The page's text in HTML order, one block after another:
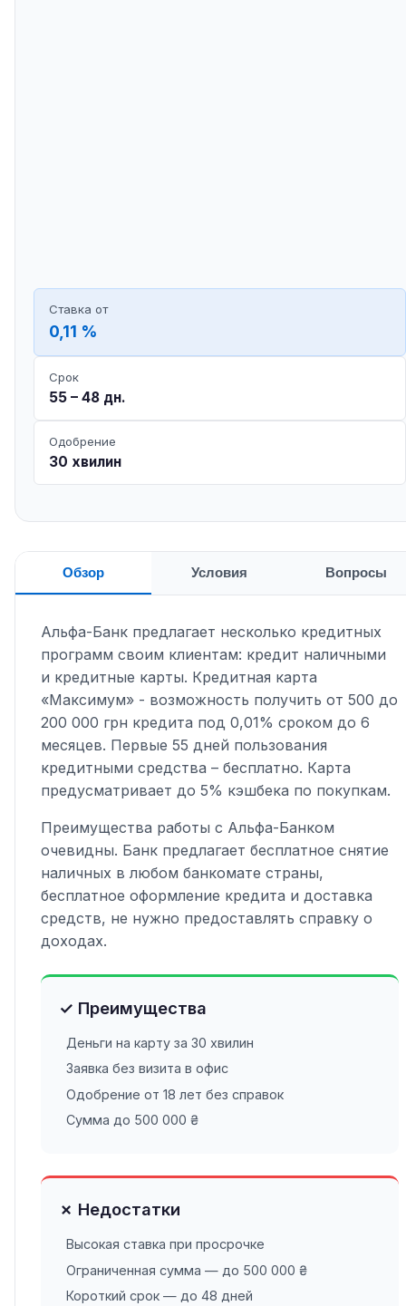
Ставка от
0,11 %
Срок
55 – 48 дн.
Одобрение
30 хвилин
Обзор Условия Вопросы
Альфа-Банк предлагает несколько кредитных
программ своим клиентам: кредит наличными
и кредитные карты. Кредитная карта
«Максимум» - возможность получить от 500 до
200 000 грн кредита под 0,01% сроком до 6
месяцев. Первые 55 дней пользования
кредитными средства – бесплатно. Карта
предусматривает до 5% кэшбека по покупкам.
Преимущества работы с Альфа-Банком
очевидны. Банк предлагает бесплатное снятие
наличных в любом банкомате страны,
бесплатное оформление кредита и доставка
средств, не нужно предоставлять справку о
доходах.
✓ Преимущества
Деньги на карту за 30 хвилин
Заявка без визита в офис
Одобрение от 18 лет без справок
Сумма до 500 000 ₴
✗ Недостатки
Высокая ставка при просрочке
Ограниченная сумма — до 500 000 ₴
Короткий срок — до 48 дней